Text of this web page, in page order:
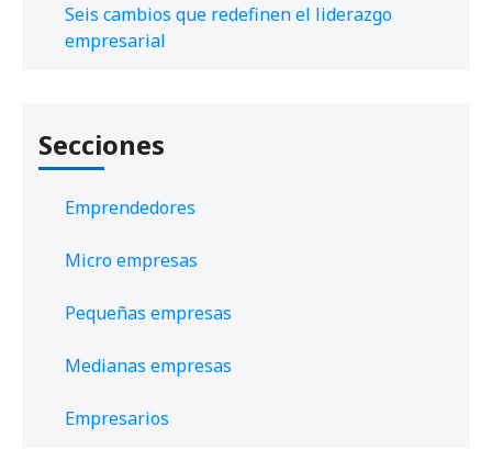
Seis cambios que redefinen el liderazgo
empresarial
Secciones
Emprendedores
Micro empresas
Pequeñas empresas
Medianas empresas
Empresarios